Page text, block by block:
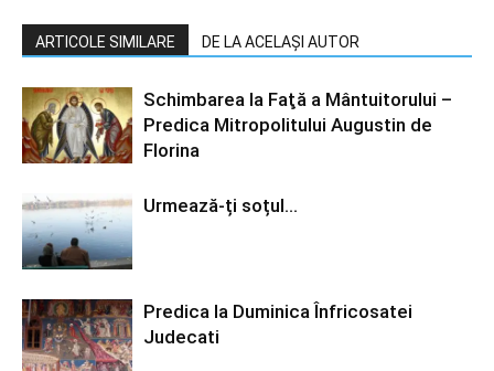
ARTICOLE SIMILARE DE LA ACELAȘI AUTOR
Schimbarea la Faţă a Mântuitorului –
Predica Mitropolitului Augustin de
Florina
Urmează-ți soțul…
Predica la Duminica Înfricosatei
Judecati